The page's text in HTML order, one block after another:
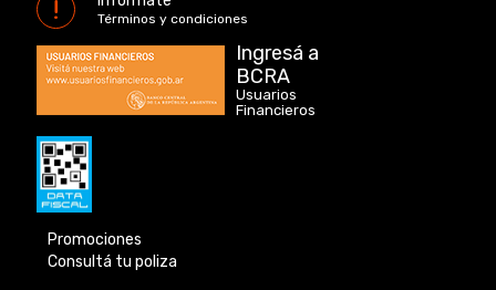
Términos y condiciones
Ingresá a
BCRA
Usuarios
Financieros
Promociones
Consultá tu poliza